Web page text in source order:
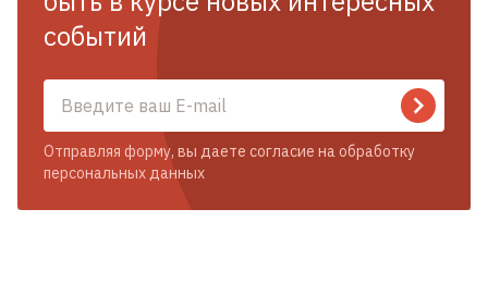
событий
Отправляя форму, вы даете согласие на обработку
персональных данных